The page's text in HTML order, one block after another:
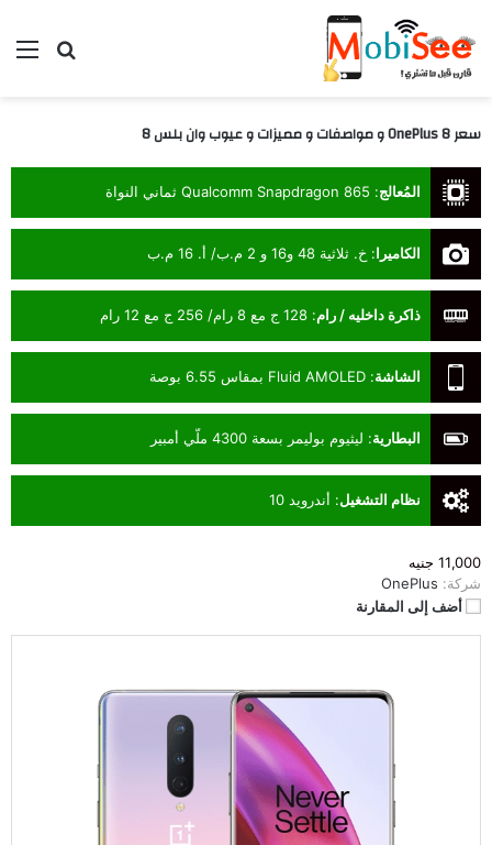
بحث
سعر OnePlus 8 و مواصفات و مميزات و عيوب وان بلس 8
11,000 جنيه
شركة: OnePlus
أضف إلى المقارنة
المُعالج: Qualcomm Snapdragon 865 ثماني النواة
الكاميرا: خ. ثلاثية 48 و16 و 2 م.ب/ أ. 16 م.ب
ذاكرة داخليه / رام: 128 ج مع 8 رام/ 256 ج مع 12 رام
الشاشة: Fluid AMOLED بمقاس 6.55 بوصة
البطارية: ليثيوم بوليمر بسعة 4300 ملّي أمبير
نظام التشغيل: أندرويد 10